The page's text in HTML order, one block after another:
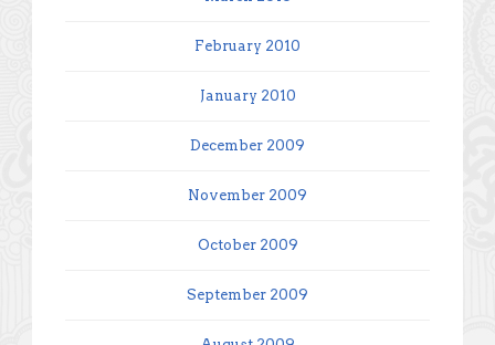
February 2010
January 2010
December 2009
November 2009
October 2009
September 2009